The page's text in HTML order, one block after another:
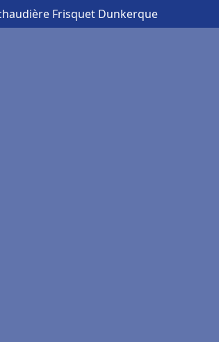
Frisquet Dunkerque